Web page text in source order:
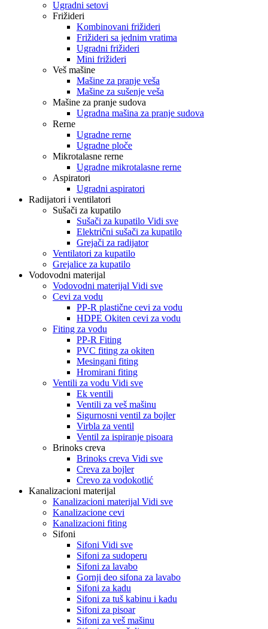
Ugradni setovi
Frižideri
Kombinovani frižideri
Frižideri sa jednim vratima
Ugradni frižideri
Mini frižideri
Veš mašine
Mašine za pranje veša
Mašine za sušenje veša
Mašine za pranje sudova
Ugradna mašina za pranje sudova
Rerne
Ugradne rerne
Ugradne ploče
Mikrotalasne rerne
Ugradne mikrotalasne rerne
Aspiratori
Ugradni aspiratori
Radijatori i ventilatori
Sušači za kupatilo
Sušači za kupatilo Vidi sve
Električni sušači za kupatilo
Grejači za radijator
Ventilatori za kupatilo
Grejalice za kupatilo
Vodovodni materijal
Vodovodni materijal Vidi sve
Cevi za vodu
PP-R plastične cevi za vodu
HDPE Okiten cevi za vodu
Fiting za vodu
PP-R Fiting
PVC fiting za okiten
Mesingani fiting
Hromirani fiting
Ventili za vodu Vidi sve
Ek ventili
Ventili za veš mašinu
Sigurnosni ventil za bojler
Virbla za ventil
Ventil za ispiranje pisoara
Brinoks creva
Brinoks creva Vidi sve
Creva za bojler
Crevo za vodokotlić
Kanalizacioni materijal
Kanalizacioni materijal Vidi sve
Kanalizacione cevi
Kanalizacioni fiting
Sifoni
Sifoni Vidi sve
Sifoni za sudoperu
Sifoni za lavabo
Gornji deo sifona za lavabo
Sifoni za kadu
Sifoni za tuš kabinu i kadu
Sifoni za pisoar
Sifoni za veš mašinu